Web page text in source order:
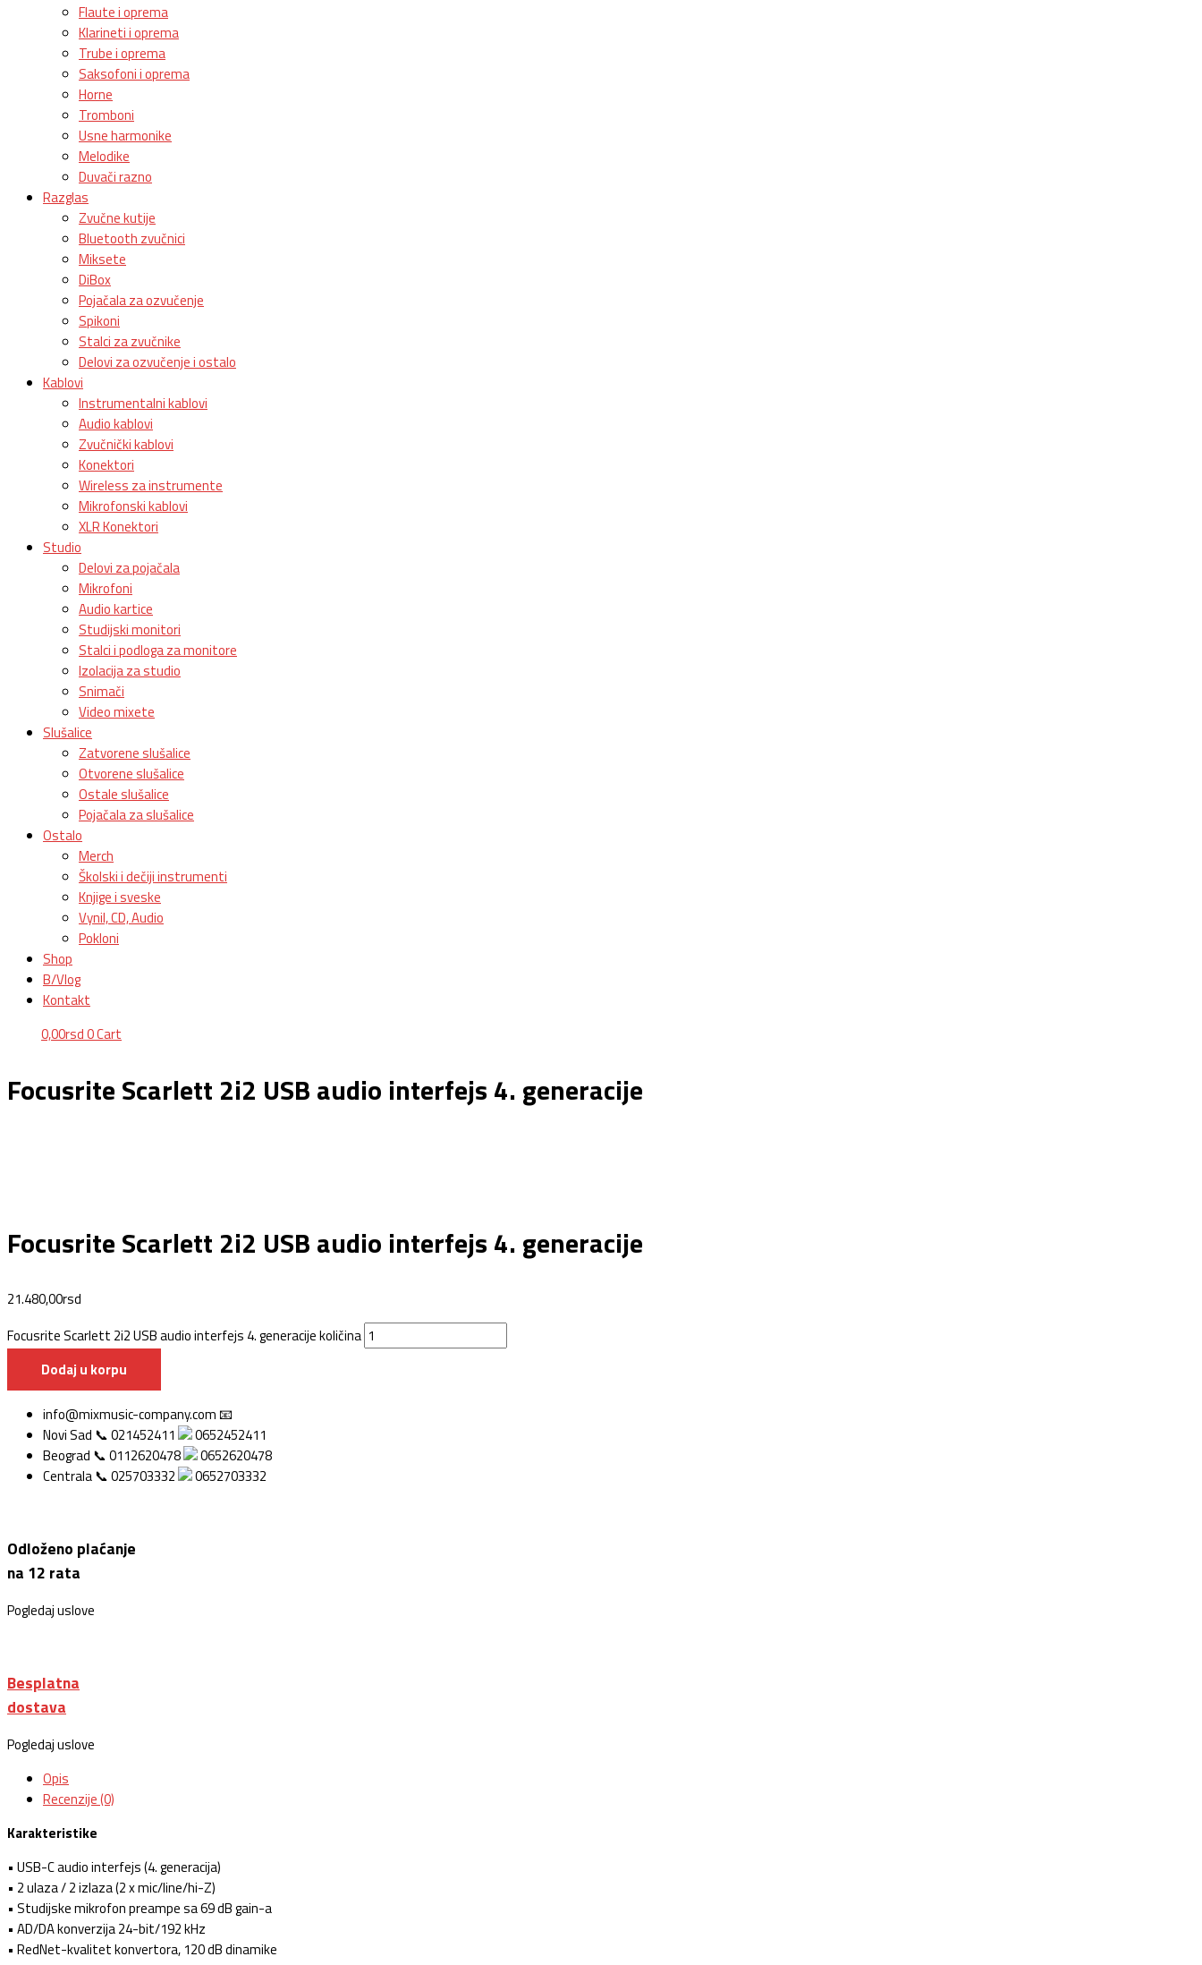
Flaute i oprema
Klarineti i oprema
Trube i oprema
Saksofoni i oprema
Horne
Tromboni
Usne harmonike
Melodike
Duvači razno
Razglas
Zvučne kutije
Bluetooth zvučnici
Miksete
DiBox
Pojačala za ozvučenje
Spikoni
Stalci za zvučnike
Delovi za ozvučenje i ostalo
Kablovi
Instrumentalni kablovi
Audio kablovi
Zvučnički kablovi
Konektori
Wireless za instrumente
Mikrofonski kablovi
XLR Konektori
Studio
Delovi za pojačala
Mikrofoni
Audio kartice
Studijski monitori
Stalci i podloga za monitore
Izolacija za studio
Snimači
Video mixete
Slušalice
Zatvorene slušalice
Otvorene slušalice
Ostale slušalice
Pojačala za slušalice
Ostalo
Merch
Školski i dečiji instrumenti
Knjige i sveske
Vynil, CD, Audio
Pokloni
Shop
B/Vlog
Kontakt
0,00rsd0Cart
Focusrite Scarlett 2i2 USB audio interfejs 4. generacije
Focusrite Scarlett 2i2 USB audio interfejs 4. generacije
21.480,00rsd
Focusrite Scarlett 2i2 USB audio interfejs 4. generacije količina
Dodaj u korpu
info@mixmusic-company.com 📧
Novi Sad 📞 021452411
0652452411
Beograd 📞 0112620478
0652620478
Centrala 📞 025703332
0652703332
Odloženo plaćanje
na 12 rata
Pogledaj uslove
Besplatna
dostava
Pogledaj uslove
Opis
Recenzije (0)
Karakteristike
• USB-C audio interfejs (4. generacija)
• 2 ulaza / 2 izlaza (2 x mic/line/hi-Z)
• Studijske mikrofon preampe sa 69 dB gain-a
• AD/DA konverzija 24-bit/192 kHz
• RedNet-kvalitet konvertora, 120 dB dinamike